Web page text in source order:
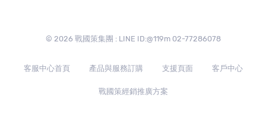
© 2026 戰國策集團 : LINE ID:@119m 02-77286078
客服中心首頁 產品與服務訂購 支援頁面 客戶中心
戰國策經銷推廣方案